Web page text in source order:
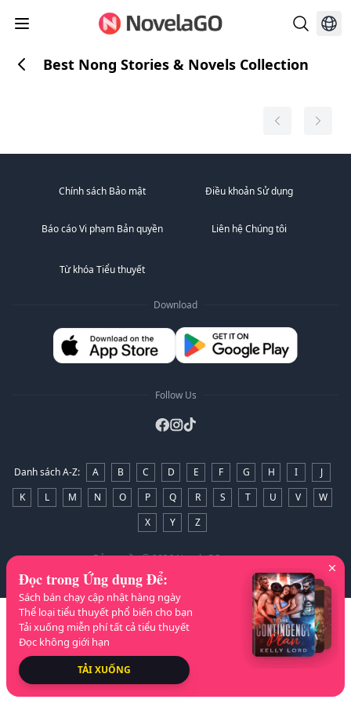
Best Nong Stories & Novels Collection
Chính sách Bảo mật Điều khoản Sử dụng
Báo cáo Vi phạm Bản quyền Liên hệ Chúng tôi
Từ khóa Tiểu thuyết
Download
Follow Us
Danh sách A-Z: A B C D E F G H I
J
K
L M N O P Q R S T U V
W
X
Y Z
Bản quyền© 2026 NovelaGO
Đọc trong Ứng dụng Để:
Sách bán chạy cập nhật hàng ngày
Thể loại tiểu thuyết phổ biến cho bạn
Tải xuống miễn phí tất cả tiểu thuyết
Đọc không giới hạn
TẢI XUỐNG